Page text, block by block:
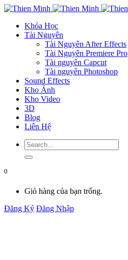
Khóa Học
Tài Nguyên
Tài Nguyên After Effects
Tài Nguyên Premiere Pro
Tài nguyên Capcut
Tài nguyên Photoshop
Sound Effects
Kho Ảnh
Kho Video
3D
Blog
Liên Hệ
0
Giỏ hàng của bạn trống.
Đăng Ký Đăng Nhập